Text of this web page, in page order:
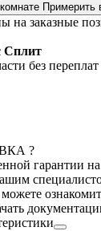
Примерить
на заказные
Сплит
без переплат
?
гарантии